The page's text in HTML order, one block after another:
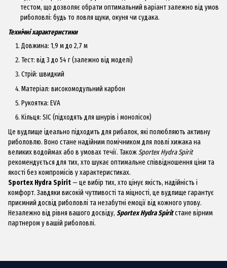
тестом, що дозволяє обрати оптимальний варіант залежно від умов
риболовлі: будь то ловля щуки, окуня чи судака.
Технічні характеристики
Довжина: 1,9 м до 2,7 м
Тест: від 3 до 54 г (залежно від моделі)
Стрій: швидкий
Матеріал: високомодульний карбон
Рукоятка: EVA
Кільця: SIC (підходять для шнурів і монолісок)
Це вудлище ідеально підходить для рибалок, які полюбляють активну
риболовлю. Воно стане надійним помічником для ловлі хижака на
великих водоймах або в умовах течії. ТакожSportex Hydra Spirit
рекомендується для тих, хто шукає оптимальне співвідношення ціни та
якості без компромісів у характеристиках.
Sportex Hydra Spirit — це вибір тих, хто цінує якість, надійність і
комфорт. Завдяки високій чутливості та міцності, це вудлище гарантує
приємний досвід риболовлі та незабутні емоції від кожного улову.
Незалежно від рівня вашого досвіду, Sportex Hydra Spiritстане вірним
партнером у вашій риболовлі.